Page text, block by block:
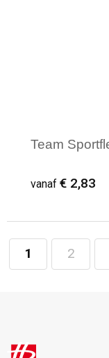
Team
vanaf € 2,83
Minimale
1 2